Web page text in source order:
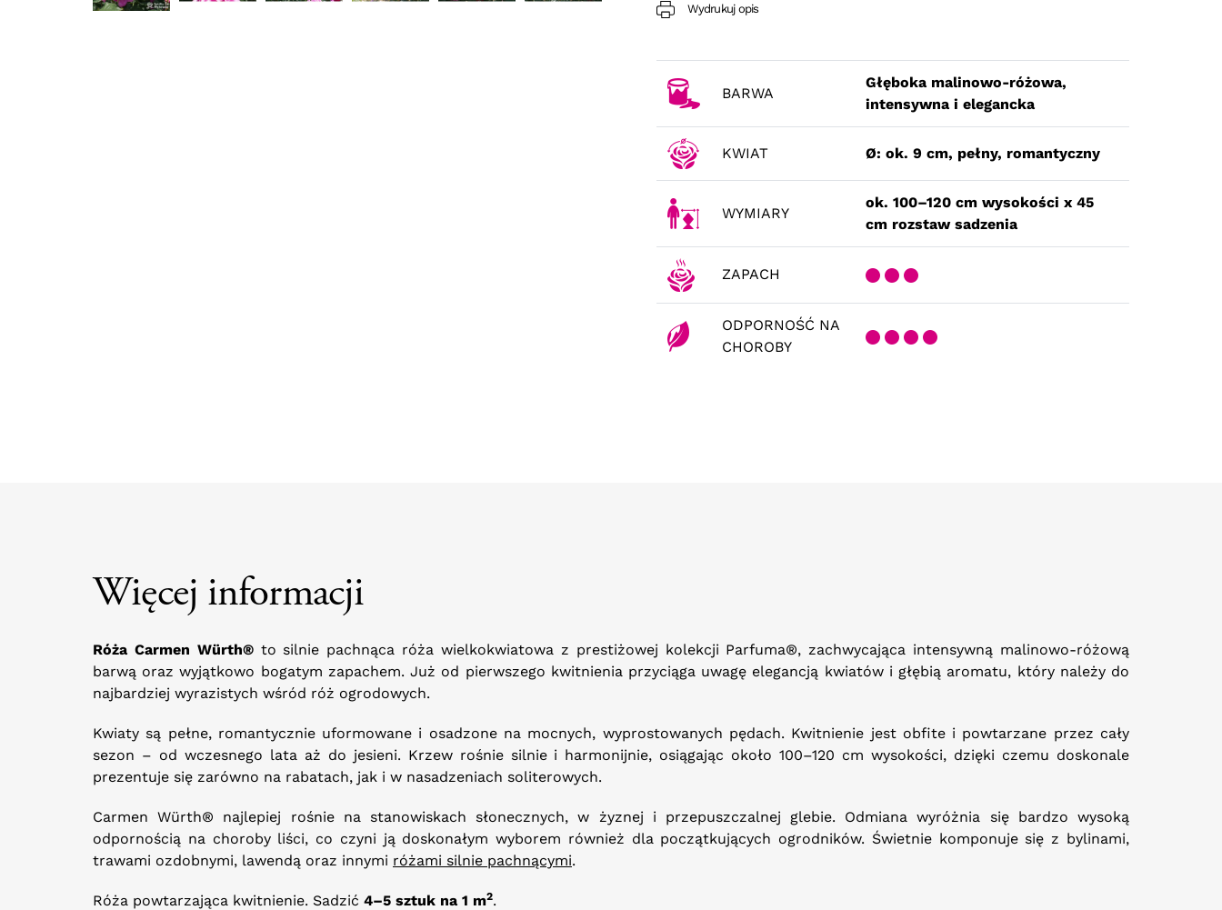
Wydrukuj opis
BARWA
Głęboka malinowo-różowa,
intensywna i elegancka
KWIAT Ø: ok. 9 cm, pełny, romantyczny
WYMIARY
ok. 100–120 cm wysokości x 45
cm rozstaw sadzenia
ZAPACH
ODPORNOŚĆ NA
CHOROBY
Więcej informacji
Róża Carmen Würth®to silnie pachnąca róża wielkokwiatowa z prestiżowej kolekcji Parfuma®, zachwycająca intensywną malinowo-różową
barwą oraz wyjątkowo bogatym zapachem. Już od pierwszego kwitnienia przyciąga uwagę elegancją kwiatów i głębią aromatu, który należy do
najbardziej wyrazistych wśród róż ogrodowych.
Kwiaty są pełne, romantycznie uformowane i osadzone na mocnych, wyprostowanych pędach. Kwitnienie jest obfite i powtarzane przez cały
sezon – od wczesnego lata aż do jesieni. Krzew rośnie silnie i harmonijnie, osiągając około 100–120 cm wysokości, dzięki czemu doskonale
prezentuje się zarówno na rabatach, jak i w nasadzeniach soliterowych.
Carmen Würth® najlepiej rośnie na stanowiskach słonecznych, w żyznej i przepuszczalnej glebie. Odmiana wyróżnia się bardzo wysoką
odpornością na choroby liści, co czyni ją doskonałym wyborem również dla początkujących ogrodników. Świetnie komponuje się z bylinami,
trawami ozdobnymi, lawendą oraz innymi różami silnie pachnącymi.
Róża powtarzająca kwitnienie. Sadzić 4–5 sztuk na 1 m2.